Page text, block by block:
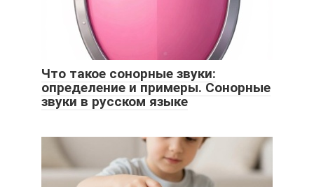
Что такое сонорные звуки:
определение и примеры. Сонорные
звуки в русском языке